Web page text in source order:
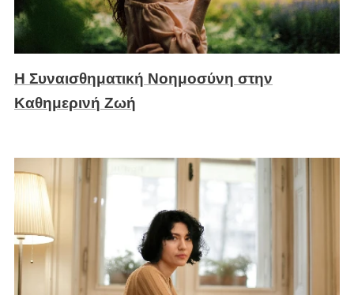
Η Συναισθηματική Νοημοσύνη στην
Καθημερινή Ζωή